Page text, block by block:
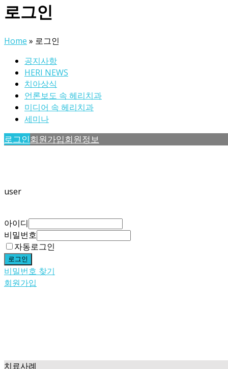
로그인
Home » 로그인
공지사항
HERI NEWS
치아상식
언론보도 속 헤리치과
미디어 속 헤리치과
세미나
로그인회원가입회원정보
user
아이디
비밀번호
자동로그인
로그인
비밀번호 찾기
회원가입
치료사례